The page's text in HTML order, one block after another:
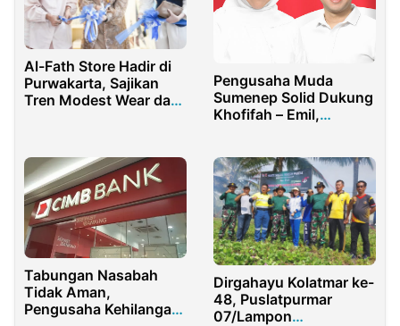
Al-Fath Store Hadir di
Purwakarta, Sajikan
Tren Modest Wear dan
Pengusaha Muda
Sumenep Solid Dukung
Khofifah – Emil,
Timur
Tabungan Nasabah
Tidak Aman,
Pengusaha Kehilangan
Dirgahayu Kolatmar ke-
48, Puslatpurmar
07/Lampon